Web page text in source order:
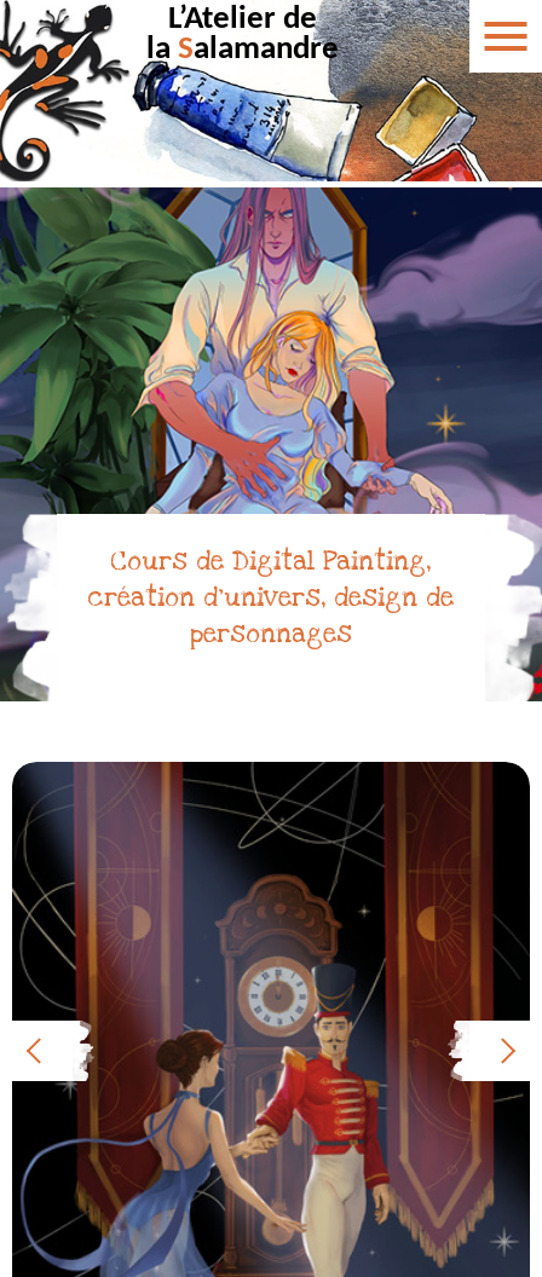
L’Atelier de
la Salamandre
Cours de Digital Painting,
création d’univers, design de
personnages